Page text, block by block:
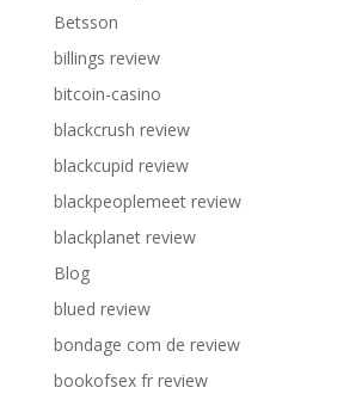
Betsson
billings review
bitcoin-casino
blackcrush review
blackcupid review
blackpeoplemeet review
blackplanet review
Blog
blued review
bondage com de review
bookofsex fr review